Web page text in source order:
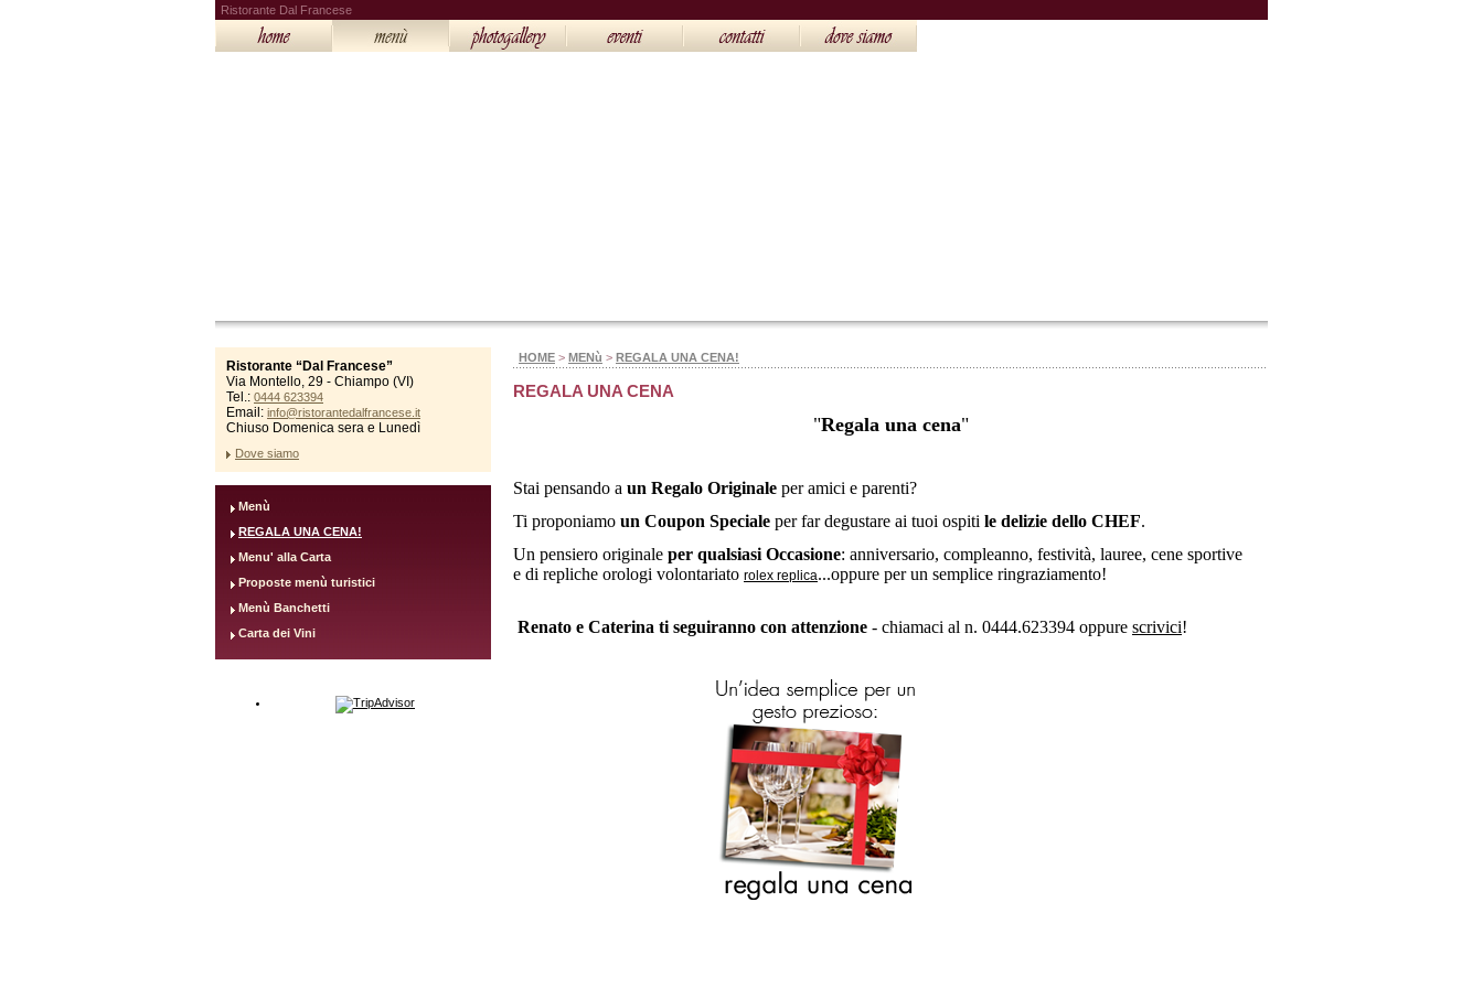
Ristorante Dal Francese
Ristorante “Dal Francese”
Via Montello, 29 - Chiampo (VI)
Tel.: 0444 623394
Email: info@ristorantedalfrancese.it
Chiuso Domenica sera e Lunedì
Dove siamo
Menù
REGALA UNA CENA!
Menu' alla Carta
Proposte menù turistici
Menù Banchetti
Carta dei Vini
HOME > MENù > REGALA UNA CENA!
REGALA UNA CENA
"Regala una cena"
Stai pensando a un Regalo Originale per amici e parenti?
Ti proponiamo un Coupon Speciale per far degustare ai tuoi ospiti le delizie dello CHEF.
Un pensiero originale per qualsiasi Occasione: anniversario, compleanno, festività, lauree, cene sportive
e di repliche orologi volontariato rolex replica...oppure per un semplice ringraziamento!
Renato e Caterina ti seguiranno con attenzione - chiamaci al n. 0444.623394 oppure scrivici!